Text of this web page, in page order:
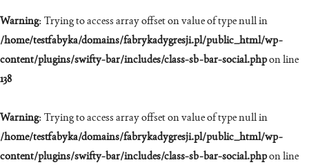
Warning: Trying to access array offset on value of type null in
/home/testfabyka/domains/fabrykadygresji.pl/public_html/wp-
content/plugins/swifty-bar/includes/class-sb-bar-social.phpon line
138
Warning: Trying to access array offset on value of type null in
/home/testfabyka/domains/fabrykadygresji.pl/public_html/wp-
content/plugins/swifty-bar/includes/class-sb-bar-social.phpon line